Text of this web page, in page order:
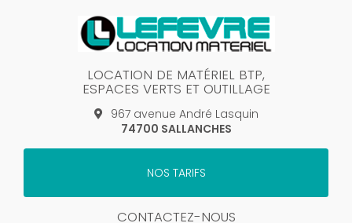
LOCATION DE MATÉRIEL BTP,
ESPACES VERTS ET OUTILLAGE
967 avenue André Lasquin
74700 SALLANCHES
NOS TARIFS
CONTACTEZ-NOUS